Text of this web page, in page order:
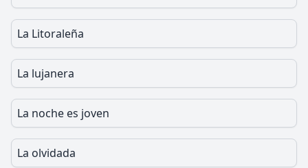
La Litoraleña
La lujanera
La noche es joven
La olvidada